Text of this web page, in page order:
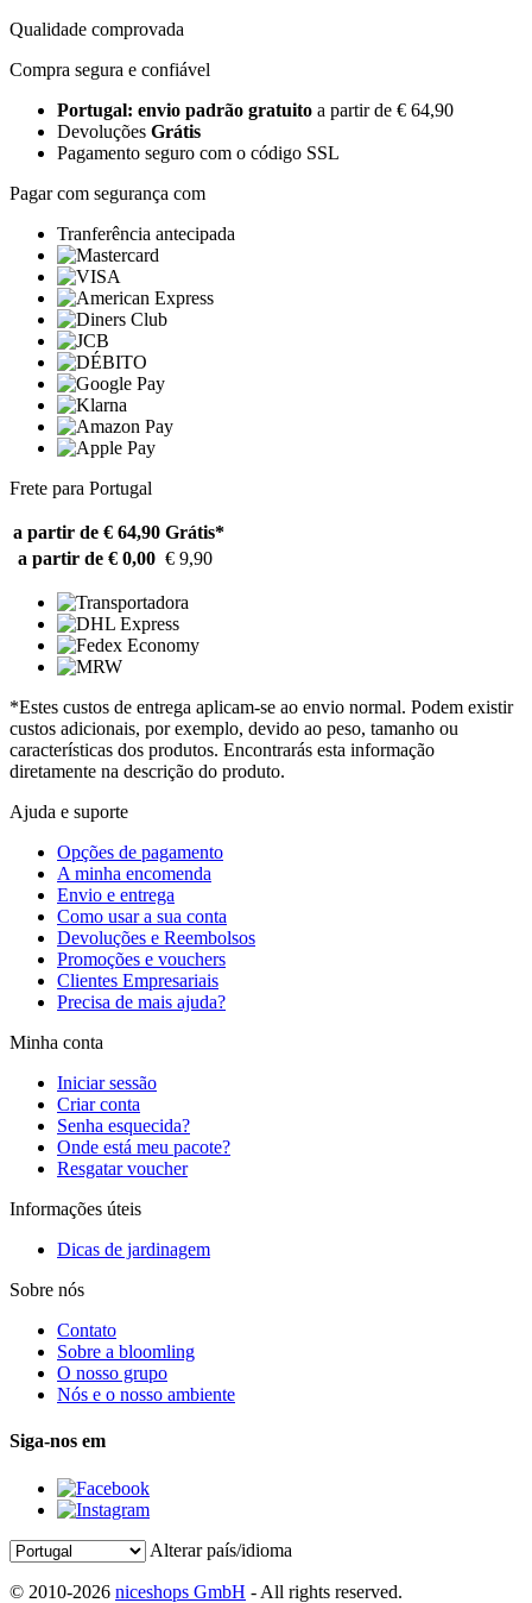
Qualidade comprovada
Compra segura e confiável
Portugal: envio padrão gratuito a partir de € 64,90
Devoluções Grátis
Pagamento seguro com o código SSL
Pagar com segurança com
Tranferência antecipada
Frete para Portugal
a partir de € 64,90 Grátis*
a partir de € 0,00 € 9,90
*Estes custos de entrega aplicam-se ao envio normal. Podem existir
custos adicionais, por exemplo, devido ao peso, tamanho ou
características dos produtos. Encontrarás esta informação
diretamente na descrição do produto.
Ajuda e suporte
Opções de pagamento
A minha encomenda
Envio e entrega
Como usar a sua conta
Devoluções e Reembolsos
Promoções e vouchers
Clientes Empresariais
Precisa de mais ajuda?
Minha conta
Iniciar sessão
Criar conta
Senha esquecida?
Onde está meu pacote?
Resgatar voucher
Informações úteis
Dicas de jardinagem
Sobre nós
Contato
Sobre a bloomling
O nosso grupo
Nós e o nosso ambiente
Siga-nos em
Alterar país/idioma
© 2010-2026 niceshops GmbH - All rights reserved.